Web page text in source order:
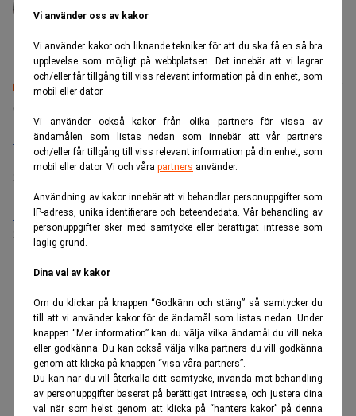
Vi använder oss av kakor
Vi använder kakor och liknande tekniker för att du ska få en så bra
upplevelse som möjligt på webbplatsen. Det innebär att vi lagrar
och/eller får tillgång till viss relevant information på din enhet, som
mobil eller dator.
Vi använder också kakor från olika partners för vissa av
ändamålen som listas nedan som innebär att vår partners
och/eller får tillgång till viss relevant information på din enhet, som
mobil eller dator. Vi och våra partners använder.
Användning av kakor innebär att vi behandlar personuppgifter som
IP-adress, unika identifierare och beteendedata. Vår behandling av
personuppgifter sker med samtycke eller berättigat intresse som
laglig grund.
Dina val av kakor
Om du klickar på knappen “Godkänn och stäng” så samtycker du
till att vi använder kakor för de ändamål som listas nedan. Under
knappen “Mer information” kan du välja vilka ändamål du vill neka
eller godkänna. Du kan också välja vilka partners du vill godkänna
genom att klicka på knappen “visa våra partners”.
Du kan när du vill återkalla ditt samtycke, invända mot behandling
av personuppgifter baserat på berättigat intresse, och justera dina
val när som helst genom att klicka på “hantera kakor” på denna
Edvard Lundkvist är chefredaktör på Realtid och
Senaste lediga jobben
Bolagsjurist till Eltel AB
Placering: Bromma, Stockholm
Sista ansökningsdag:
21/08/2026
Medarbetare inom Intern styrning och kontroll till Alecta
Sista ansökningsdag:13/06/2026